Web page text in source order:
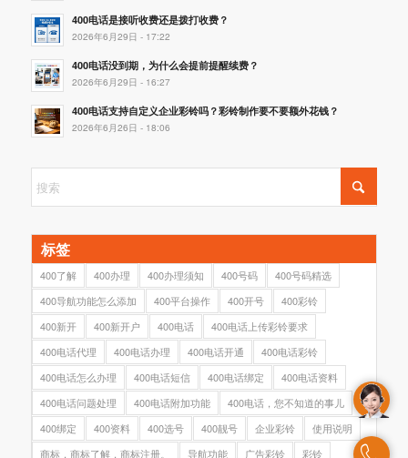
400电话是接听收费还是拨打收费？
2026年6月29日 - 17:22
400电话没到期，为什么会提前提醒续费？
2026年6月29日 - 16:27
400电话支持自定义企业彩铃吗？彩铃制作要不要额外花钱？
2026年6月26日 - 18:06
标签
400了解 400办理 400办理须知 400号码
400号码精选
400导航功能怎么添加
400平台操作 400开号
400彩铃
400新开
400新开户 400电话
400电话上传彩铃要求
400电话代理
400电话办理 400电话开通
400电话彩铃
400电话怎么办理
400电话短信 400电话绑定
400电话资料
400电话问题处理
400电话附加功能
400电话，您不知道的事儿
400绑定
400资料 400选号 400靓号 企业彩铃
使用说明
商标，商标了解，商标注册。
导航功能 广告彩铃 彩铃